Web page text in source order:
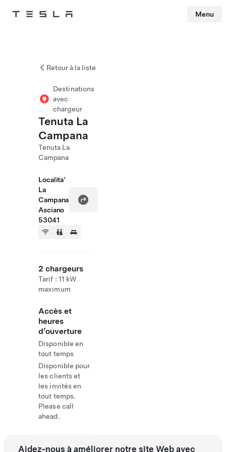
Tesla Menu
Retour à la liste
Destinations
avec
chargeur
Tenuta La
Campana
Tenuta La
Campana
Localita'
La
Campana
Asciano
53041
2 chargeurs
Tarif : 11 kW
maximum
Accès et
heures
d’ouverture
Disponible en
tout temps
Disponible pour
les clients et
les invités en
tout temps.
Please call
ahead.
Aidez-nous à améliorer notre site Web avec